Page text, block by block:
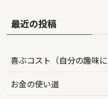
最近の投稿
喜ぶコスト（自分の趣味に
お金の使い道